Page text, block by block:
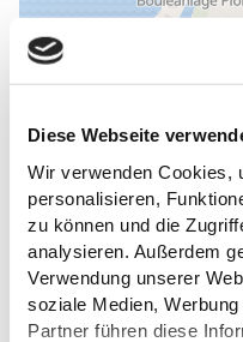
Diese Webseite
Wir verwenden Cookies,
personalisieren,
zu können und die
analysieren. Außerdem
Verwendung unserer
soziale Medien,
Partner führen diese